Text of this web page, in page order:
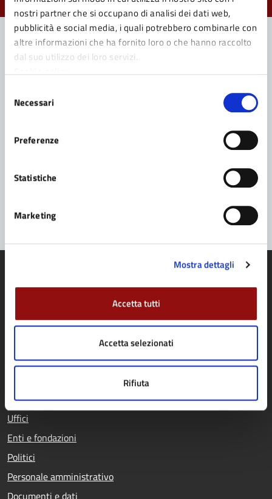
nostri partner che si occupano di analisi dei dati web,
pubblicità e social media, i quali potrebbero combinarle con
altre informazioni che ha fornito loro o che hanno raccolto
dal suo utilizzo dei loro servizi.
delNecessari
Preferenze
Statistiche
Marketing
Mostra dettagli
Accetta tutti
Accetta selezionati
Rifiuta
Prenota appuntamento
Problemi in città
Comune di Fidenza
AMMINISTRAZIONE
Aree amministrative
Uffici
Enti e fondazioni
Politici
Personale amministrativo
Documenti e dati